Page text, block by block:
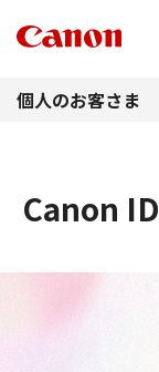
個人のお客さま
Canon ID